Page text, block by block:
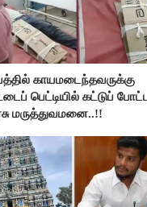
காயமடைந்தவருக்கு
பெட்டியில் கட்டுப் போட்ட
மருத்துவமனை..!!